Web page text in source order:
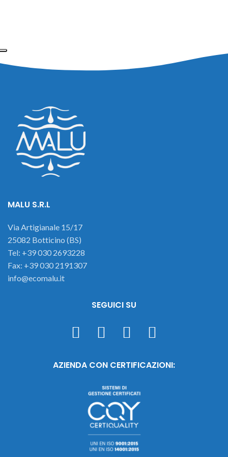
MALU S.R.L
Via Artigianale 15/17
25082 Botticino (BS)
Tel: +39 030 2693228
Fax: +39 030 2191307
info@ecomalu.it
SEGUICI SU
AZIENDA CON CERTIFICAZIONI: